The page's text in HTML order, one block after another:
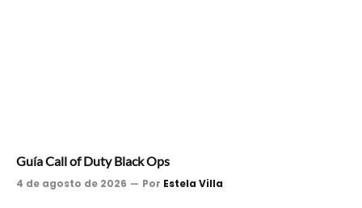
Guía Call of Duty Black Ops
4 de agosto de 2026 Por Estela Villa